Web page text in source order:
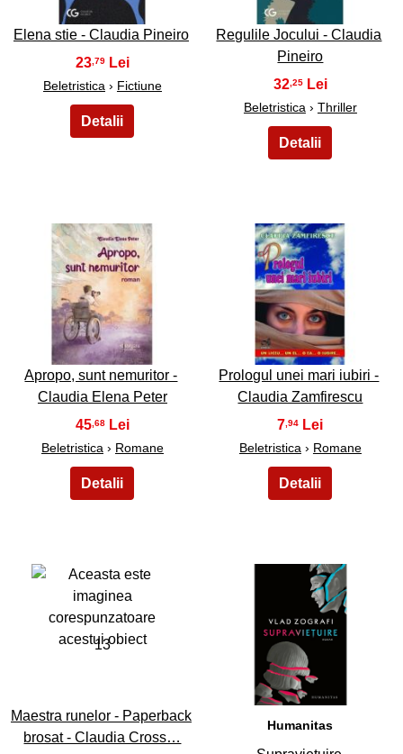
Elena stie - Claudia Pineiro
23 ,79
Beletristica › Fictiune
Regulile Jocului - Claudia
Pineiro
32 ,25
Beletristica › Thriller
11
Apropo, sunt nemuritor -
Claudia Elena Peter
45,68
Beletristica › Romane
12
Prologul unei mari iubiri -
Claudia Zamfirescu
7 ,94
Beletristica › Romane
13
Maestra runelor - Paperback
brosat - Claudia Cross…
14
Humanitas